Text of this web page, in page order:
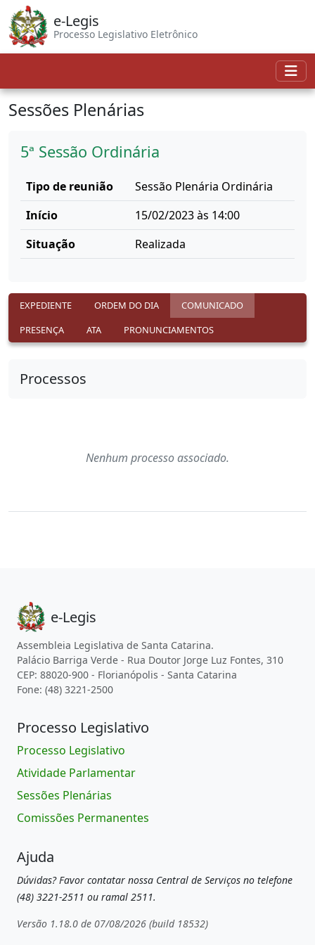
e-Legis
Processo Legislativo Eletrônico
Sessões Plenárias
5ª Sessão Ordinária
Tipo de reunião
Sessão Plenária Ordinária
Início
15/02/2023 às 14:00
Situação
Realizada
EXPEDIENTE ORDEM DO DIA
COMUNICADO
PRESENÇA
ATA PRONUNCIAMENTOS
Processos
Nenhum processo associado.
e-Legis
Assembleia Legislativa de Santa Catarina.
Palácio Barriga Verde - Rua Doutor Jorge Luz Fontes, 310
CEP: 88020-900 - Florianópolis - Santa Catarina
Fone: (48) 3221-2500
Processo Legislativo
Processo Legislativo
Atividade Parlamentar
Sessões Plenárias
Comissões Permanentes
Ajuda
Dúvidas? Favor contatar nossa Central de Serviços no telefone
(48) 3221-2511 ou ramal 2511.
Versão 1.18.0 de 07/08/2026 (build 18532)